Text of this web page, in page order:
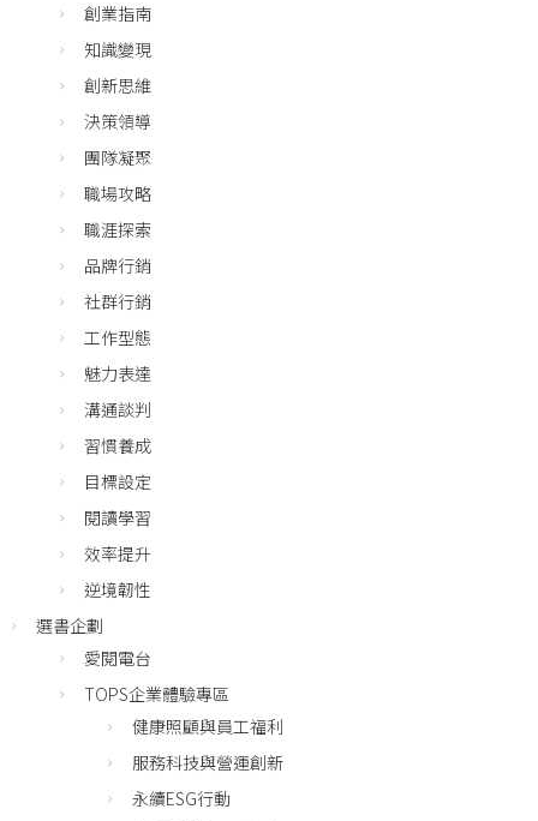
創業指南
知識變現
創新思維
決策領導
團隊凝聚
職場攻略
職涯探索
品牌行銷
社群行銷
工作型態
魅力表達
溝通談判
習慣養成
目標設定
閱讀學習
效率提升
逆境韌性
選書企劃
愛閱電台
TOPS企業體驗專區
健康照顧與員工福利
服務科技與營運創新
永續ESG行動